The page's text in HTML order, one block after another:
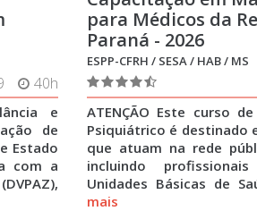
40h
e
de
Estado
com a
para Médicos da
Paraná - 2026
ESPP-CFRH / SESA / HAB / MS
ATENÇÃO Este curso
Psiquiátrico é destinado
que atuam na rede
incluindo
Unidades Básicas de
mais